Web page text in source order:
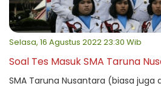
Selasa, 16 Agustus 2022 23:30 Wib
Soal Tes Masuk SMA Taruna
SMA Taruna Nusantara (biasa juga